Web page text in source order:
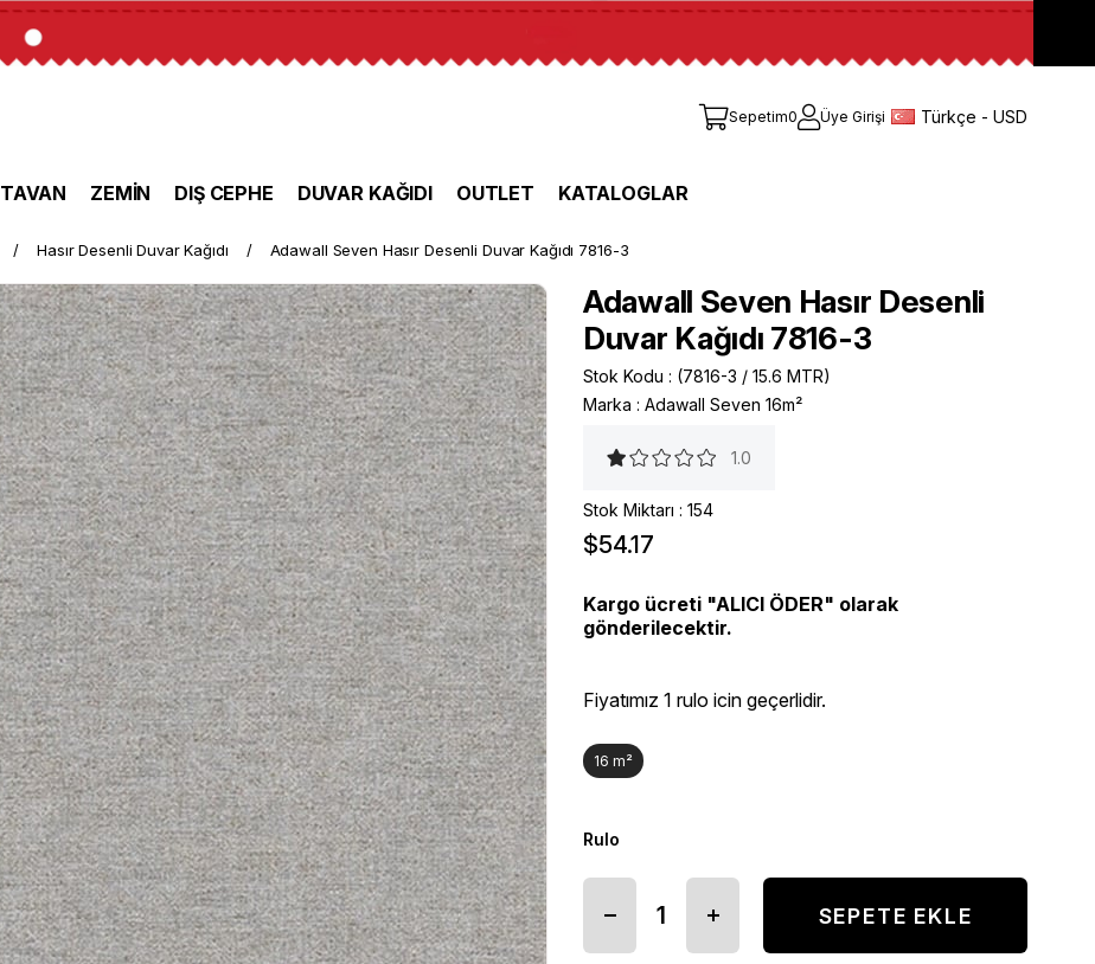
Sepetim0 Üye Girişi Türkçe - USD
TAVAN ZEMİN DIŞ CEPHE DUVAR KAĞIDI OUTLET KATALOGLAR
Hasır Desenli Duvar Kağıdı Adawall Seven Hasır Desenli Duvar Kağıdı 7816-3
Adawall Seven Hasır Desenli
Duvar Kağıdı 7816-3
Stok Kodu
(7816-3 / 15.6 MTR)
Marka : Adawall Seven 16m²
1.0
Stok Miktarı : 154
$54.17
Kargo ücreti "ALICI ÖDER" olarak
gönderilecektir.
Fiyatımız 1 rulo icin geçerlidir.
16 m²
Rulo